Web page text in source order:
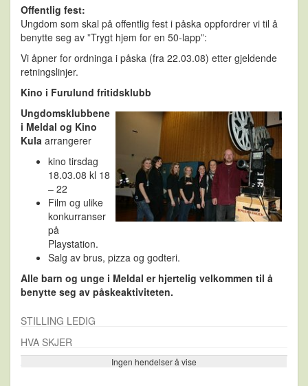
Offentlig fest:
Ungdom som skal på offentlig fest i påska oppfordrer vi til å
benytte seg av ”Trygt hjem for en 50-lapp”:
Vi åpner for ordninga i påska (fra 22.03.08) etter gjeldende
retningslinjer.
Kino i Furulund fritidsklubb
Ungdomsklubbene
i Meldal og Kino
Kula arrangerer
kino tirsdag
18.03.08 kl 18
– 22
Film og ulike
konkurranser
på
Playstation.
Salg av brus, pizza og godteri.
Alle barn og unge i Meldal er hjertelig velkommen til å
benytte seg av påskeaktiviteten.
STILLING LEDIG
HVA SKJER
Ingen hendelser å vise
Se flere…